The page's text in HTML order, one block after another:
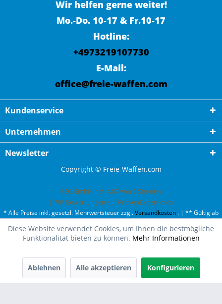
Wir helfen gerne weiter!
Mo.-Do. 10-17 & Fr.10-17
Hotline:
+4973219107730
E-Mail:
office@freie-waffen.com
Kundenservice
Unternehmen
Newsletter
Copyright © Freie-Waffen.com
ESC GmbH hat 4,87von 5Sternen
| 791 Bewertungen auf ProvenExpert.com
* Alle Preise inkl. gesetzl. Mehrwertsteuer zzgl.Versandkosten . | ** Gültig ab
50¤ Bestellwert und einmal pro Kunde. | *** Innerhalb Deutschland,
ausgenommen Gefahrgut. Weitere Ländern finden Sie unterVersandkosten
Diese Website verwendet Cookies, um Ihnen die bestmögliche
Funktionalität bieten zu können. Mehr Informationen
Ablehnen Alle akzeptieren Konfigurieren